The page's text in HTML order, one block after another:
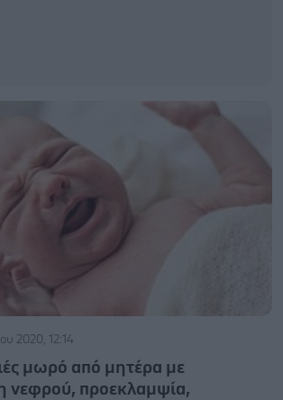
2020, 12:14
μωρό από μητέρα με
νεφρού, προεκλαμψία,